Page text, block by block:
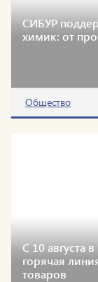
СИБУР
химик: от
Общество
С 10 августа
горячая
товаров